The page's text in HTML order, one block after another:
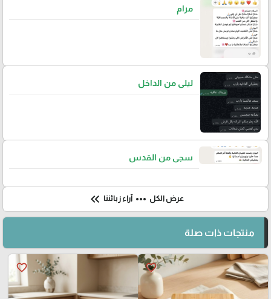
مرام
ليلى من الداخل
سجى من القدس
عرض الكل more_horiz آراء زبائننا keyboard_double_arrow_left
منتجات ذات صلة
favorite_border
favorite_border